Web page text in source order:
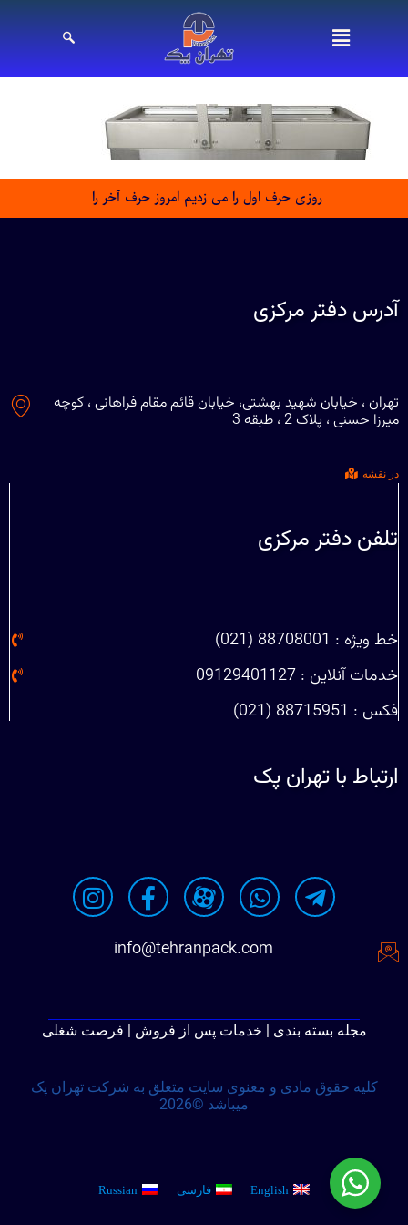
روزی حرف اول را می زدیم امروز حرف آخر را
آدرس دفتر مرکزی
تهران ، خیابان شهید بهشتی، خیابان قائم مقام فراهانی ، کوچه
میرزا حسنی ، پلاک 2 ، طبقه 3
در نقشه
تلفن دفتر مرکزی
خط ویژه : 88708001 (021)
خدمات آنلاین : 09129401127
فکس : 88715951 (021)
ارتباط با تهران پک
info@tehranpack.com
مجله بسته بندی | خدمات پس از فروش | فرصت شغلی
کلیه حقوق مادی و معنوی سایت متعلق به شرکت تهران پک
میباشد ©2026
English فارسی Russian